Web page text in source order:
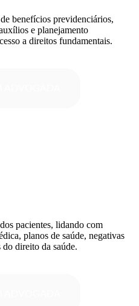
benefícios previdenciários,
e planejamento
a direitos fundamentais.
pacientes, lidando com
planos de saúde, negativas
do direito da saúde.